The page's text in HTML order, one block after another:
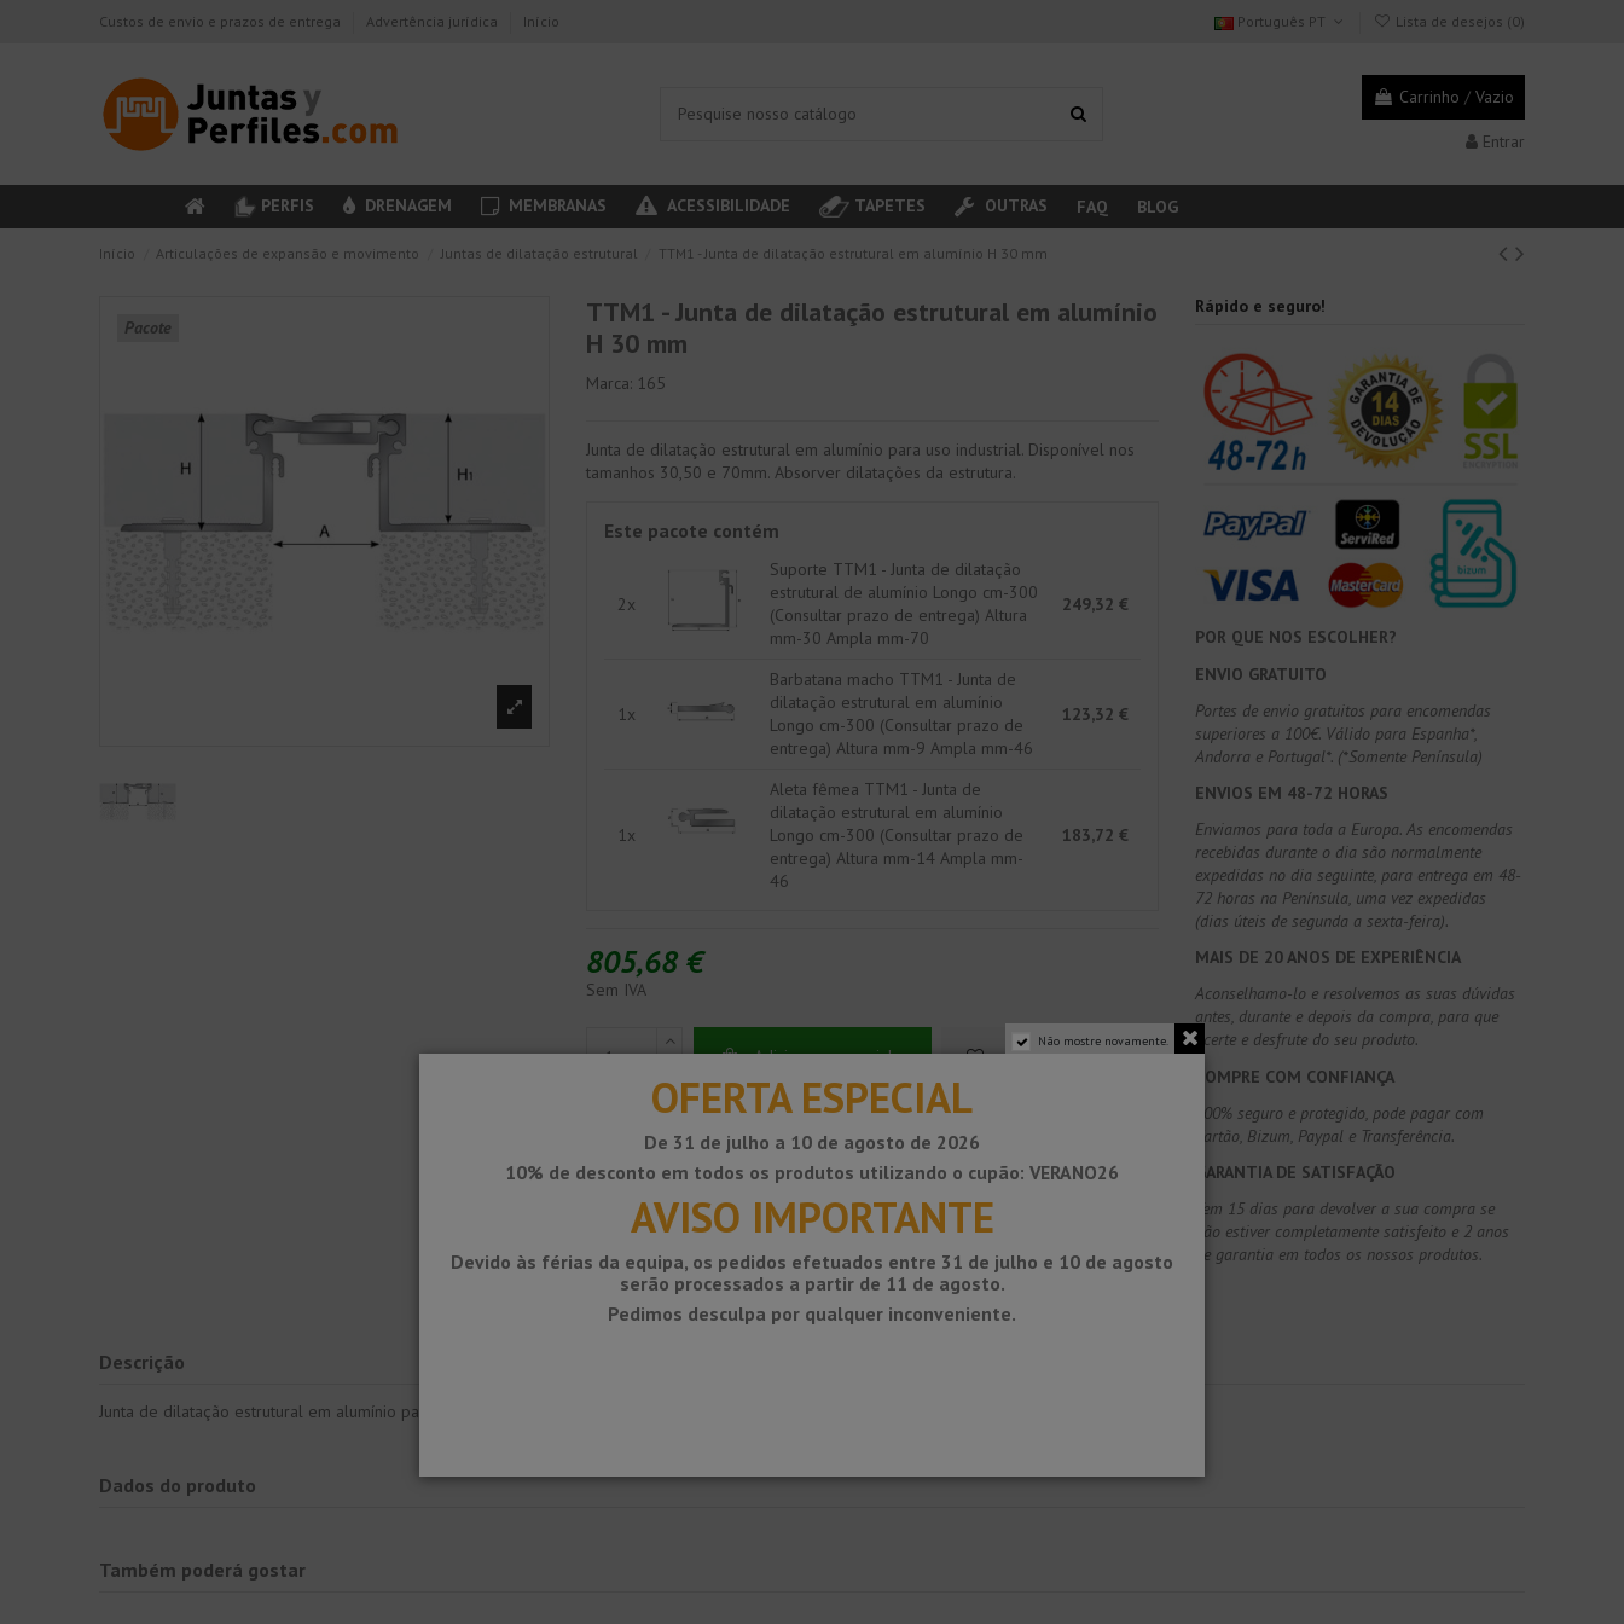
Custos de envio e prazos de entrega Advertência jurídica Início Português PT Lista de desejos (0)
Carrinho / Vazio
Entrar
PERFIS DRENAGEM MEMBRANAS ACESSIBILIDADE TAPETES OUTRAS FAQ BLOG
Início Articulações de expansão e movimento Juntas de dilatação estrutural TTM1 - Junta de dilatação estrutural em alumínio H 30 mm
Pacote
TTM1 - Junta de dilatação estrutural em alumínio
H 30 mm
Marca: 165
Junta de dilatação estrutural em alumínio para uso industrial. Disponível nos
tamanhos 30,50 e 70mm. Absorver dilatações da estrutura.
Este pacote contém
2x
Suporte TTM1 - Junta de dilatação
estrutural de alumínio Longo cm-300
(Consultar prazo de entrega) Altura
mm-30 Ampla mm-70
249,32 €
1x
Barbatana macho TTM1 - Junta de
dilatação estrutural em alumínio
Longo cm-300 (Consultar prazo de
entrega) Altura mm-9 Ampla mm-46
123,32 €
1x
Aleta fêmea TTM1 - Junta de
dilatação estrutural em alumínio
Longo cm-300 (Consultar prazo de
entrega) Altura mm-14 Ampla mm-
46
183,72 €
805,68 €
Sem IVA
Adicionar ao carrinho
Rápido e seguro!
POR QUE NOS ESCOLHER?
ENVIO GRATUITO
Portes de envio gratuitos para encomendas
superiores a 100€. Válido para Espanha*,
Andorra e Portugal*. (*Somente Península)
ENVIOS EM 48-72 HORAS
Enviamos para toda a Europa. As encomendas
recebidas durante o dia são normalmente
expedidas no dia seguinte, para entrega em 48-
72 horas na Península, uma vez expedidas
(dias úteis de segunda a sexta-feira).
MAIS DE 20 ANOS DE EXPERIÊNCIA
Aconselhamo-lo e resolvemos as suas dúvidas
antes, durante e depois da compra, para que
acerte e desfrute do seu produto.
COMPRE COM CONFIANÇA
100% seguro e protegido, pode pagar com
Cartão, Bizum, Paypal e Transferência.
GARANTIA DE SATISFAÇÃO
Tem 15 dias para devolver a sua compra se
não estiver completamente satisfeito e 2 anos
de garantia em todos os nossos produtos.
Descrição
Junta de dilatação estrutural em alumínio para uso industrial. Disponível nos tamanhos 30,50 e 70mm. Absorver dilatações da estrutura.
Dados do produto
Também poderá gostar
Não mostre novamente.
OFERTA ESPECIAL
De 31 de julho a 10 de agosto de 2026
10% de desconto em todos os produtos utilizando o cupão: VERANO26
AVISO IMPORTANTE
Devido às férias da equipa, os pedidos efetuados entre 31 de julho e 10 de agosto
serão processados ​​a partir de 11 de agosto.
Pedimos desculpa por qualquer inconveniente.